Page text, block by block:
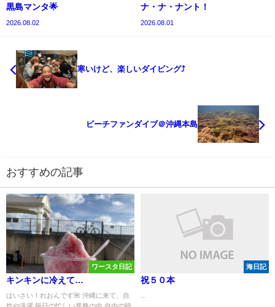
黒島マンタ🌟
2026.08.02
ナ・ナ・ナント！
2026.08.01
寒いけど、楽しいダイビング⤴
ビーチファンダイブ＠沖縄本島
おすすめの記事
ワースタ日記
キンキンに冷えて…
はいさい！れおんです🌺 沖縄に来て、自
海日記
祝５０本